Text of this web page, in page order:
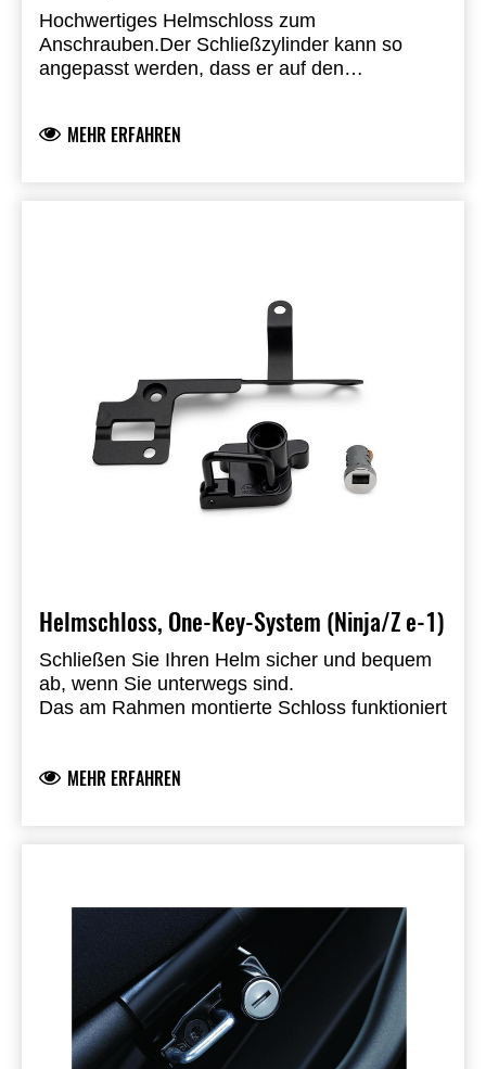
Hochwertiges Helmschloss zum
Anschrauben.Der Schließzylinder kann so
angepasst werden, dass er auf den
MEHR ERFAHREN
Helmschloss, One-Key-System (Ninja/Z e-1)
Schließen Sie Ihren Helm sicher und bequem
ab, wenn Sie unterwegs sind.
Das am Rahmen montierte Schloss funktioniert
verwenden können.
MEHR ERFAHREN